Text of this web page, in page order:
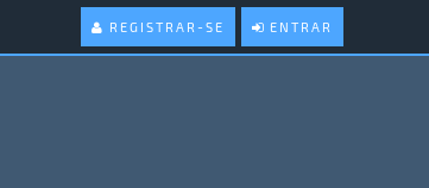
ENTRAR
REGISTRAR-SE